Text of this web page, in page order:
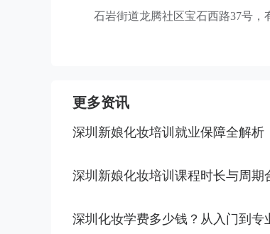
石岩街道龙腾社区宝石西路37号，
更多资讯
深圳新娘化妆培训就业保障全解析
深圳新娘化妆培训课程时长与周期
深圳化妆学费多少钱？从入门到